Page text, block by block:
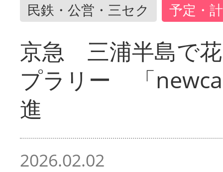
民鉄・公営・三セク 予定・
京急 三浦半島で
プラリー 「
進
2026.02.02